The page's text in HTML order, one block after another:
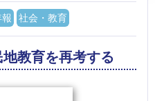
社会・教育
教育を再考する